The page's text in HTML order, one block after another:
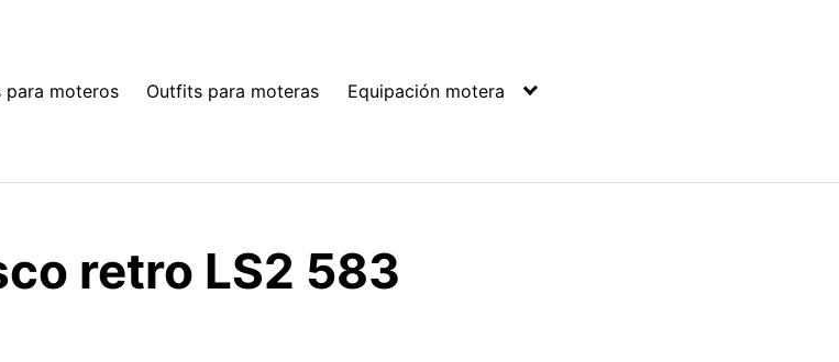
para moteros
Outfits para moteras Equipación motera
retro LS2 583